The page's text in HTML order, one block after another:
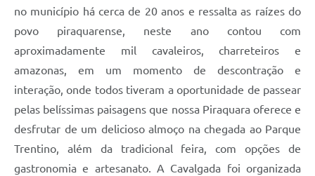
no município há cerca de 20 anos e ressalta as raízes do
povo piraquarense, neste ano contou com
aproximadamente mil cavaleiros, charreteiros e
amazonas, em um momento de descontração e
interação, onde todos tiveram a oportunidade de passear
pelas belíssimas paisagens que nossa Piraquara oferece e
desfrutar de um delicioso almoço na chegada ao Parque
Trentino, além da tradicional feira, com opções de
gastronomia e artesanato. A Cavalgada foi organizada